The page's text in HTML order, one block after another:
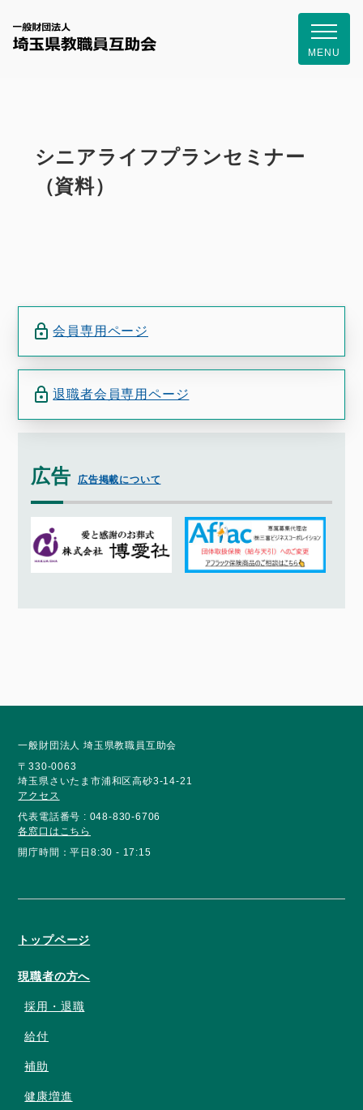
一般財団
MENU
シニアライフプランセミナー
（資料）
会員専用ページ
退職者会員専用ページ
広告 広告掲載について
一般財団法人 埼玉県教職員互助会
〒330-0063
埼玉県さいたま市浦和区高砂3-14-21
アクセス
代表電話番号 : 048-830-6706
各窓口はこちら
開庁時間：平日8:30 - 17:15
トップページ
現職者の方へ
採用・退職
給付
補助
健康増進